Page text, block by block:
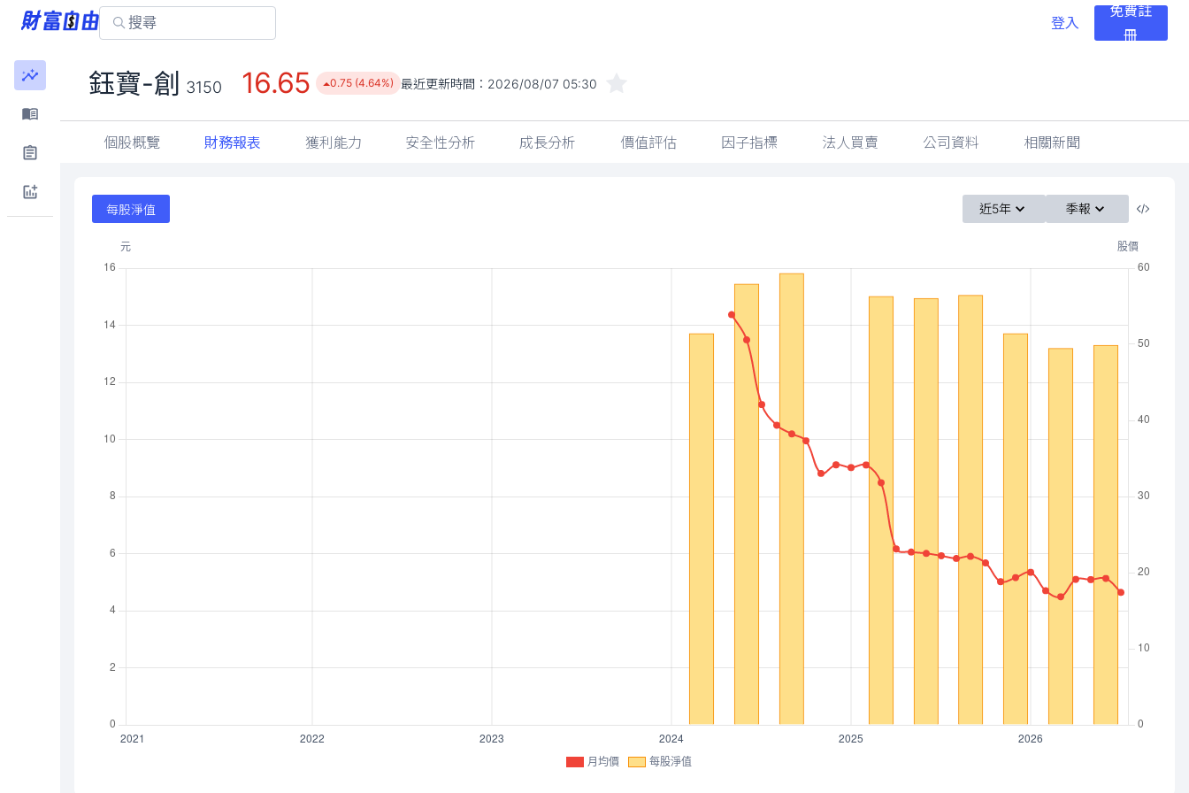
登入
免費註
冊
鈺寶-創 3150 16.65 0.75 (4.64%) 最近更新時間： 2026/08/07 05:30
個股概覽 財務報表 獲利能力 安全性分析 成長分析 價值評估 因子指標 法人買賣 公司資料 相關新聞
每股淨值 近5年 季報
月均價 每股淨值